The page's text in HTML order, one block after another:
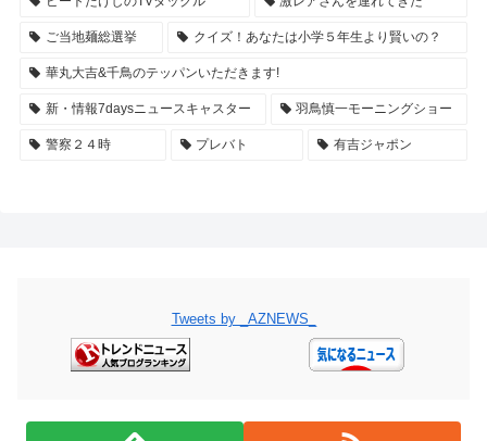
ご当地麺総選挙 クイズ！あなたは小学５年生より賢いの？
華丸大吉&千鳥のテッパンいただきます!
新・情報7daysニュースキャスター 羽鳥慎一モーニングショー
警察２４時 プレバト 有吉ジャポン
Tweets by _AZNEWS_